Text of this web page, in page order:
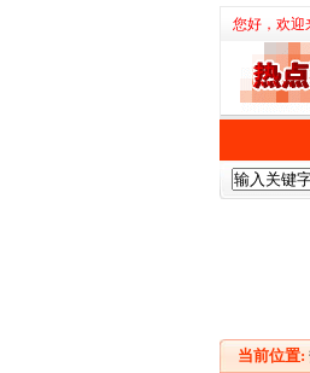
您好，欢迎
当前位置: